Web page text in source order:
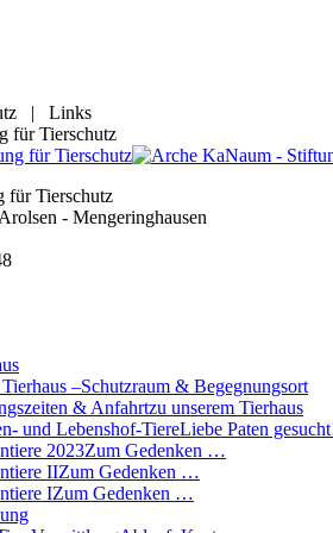
| Links
für Tierschutz
für Tierschutz
- Mengeringhausen
–Schutzraum & Begegnungsort
& Anfahrtzu unserem Tierhaus
und Lebenshof-TiereLiebe Paten
2023Zum Gedenken …
IIZum Gedenken …
IZum Gedenken …